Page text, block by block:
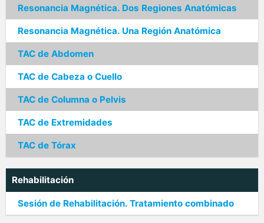
Resonancia Magnética. Dos Regiones Anatómicas
Resonancia Magnética. Una Región Anatómica
TAC de Abdomen
TAC de Cabeza o Cuello
TAC de Columna o Pelvis
TAC de Extremidades
TAC de Tórax
Rehabilitación
Sesión de Rehabilitación. Tratamiento combinado